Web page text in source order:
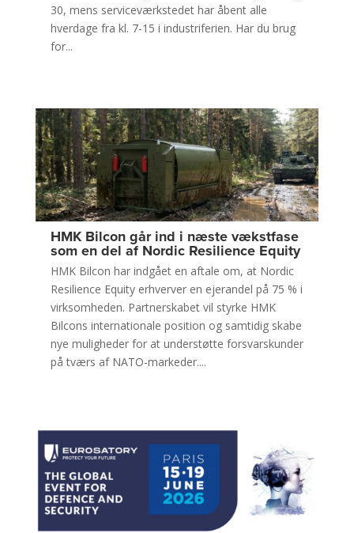
30, mens serviceværkstedet har åbent alle
hverdage fra kl. 7-15 i industriferien. Har du brug
for...
HMK Bilcon går ind i næste vækstfase
som en del af Nordic Resilience Equity
HMK Bilcon har indgået en aftale om, at Nordic
Resilience Equity erhverver en ejerandel på 75 % i
virksomheden. Partnerskabet vil styrke HMK
Bilcons internationale position og samtidig skabe
nye muligheder for at understøtte forsvarskunder
på tværs af NATO-markeder....